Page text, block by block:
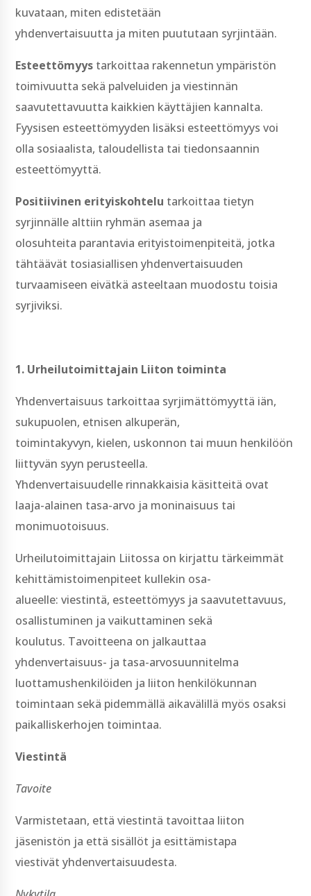
kuvataan, miten edistetään
yhdenvertaisuutta ja miten puututaan syrjintään.
Esteettömyys tarkoittaa rakennetun ympäristön
toimivuutta sekä palveluiden ja viestinnän
saavutettavuutta kaikkien käyttäjien kannalta.
Fyysisen esteettömyyden lisäksi esteettömyys voi
olla sosiaalista, taloudellista tai tiedonsaannin
esteettömyyttä.
Positiivinen erityiskohtelu tarkoittaa tietyn
syrjinnälle alttiin ryhmän asemaa ja
olosuhteita parantavia erityistoimenpiteitä, jotka
tähtäävät tosiasiallisen yhdenvertaisuuden
turvaamiseen eivätkä asteeltaan muodostu toisia
syrjiviksi.
1. Urheilutoimittajain Liiton toiminta
Yhdenvertaisuus tarkoittaa syrjimättömyyttä iän,
sukupuolen, etnisen alkuperän,
toimintakyvyn, kielen, uskonnon tai muun henkilöön
liittyvän syyn perusteella.
Yhdenvertaisuudelle rinnakkaisia käsitteitä ovat
laaja-­alainen tasa-­arvo ja moninaisuus tai
monimuotoisuus.
Urheilutoimittajain Liitossa on kirjattu tärkeimmät
kehittämistoimenpiteet kullekin osa-­
alueelle: viestintä, esteettömyys ja saavutettavuus,
osallistuminen ja vaikuttaminen sekä
koulutus. Tavoitteena on jalkauttaa
yhdenvertaisuus-­ ja tasa-­arvosuunnitelma
luottamushenkilöiden ja liiton henkilökunnan
toimintaan sekä pidemmällä aikavälillä myös osaksi
paikalliskerhojen toimintaa.
Viestintä
Tavoite
Varmistetaan, että viestintä tavoittaa liiton
jäsenistön ja että sisällöt ja esittämistapa
viestivät yhdenvertaisuudesta.